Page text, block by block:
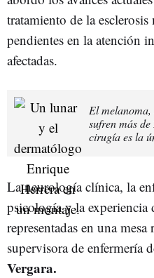
tratamiento de la
pendientes en la atención
afectadas.
El
sufren más
cirugía es la
La neurología clínica, la
psicología y la experiencia
representadas en una
supervisora de enfermería
Vergara.